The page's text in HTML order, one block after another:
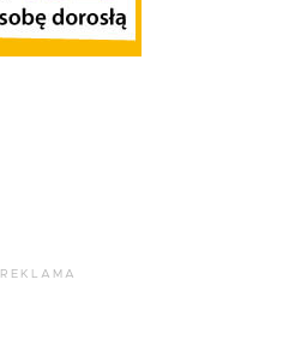
REKLAMA